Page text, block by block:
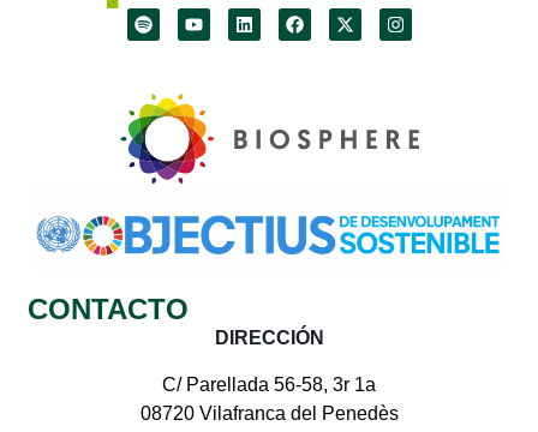
CONTACTO
DIRECCIÓN
C/ Parellada 56-58, 3r 1a
08720 Vilafranca del Penedès